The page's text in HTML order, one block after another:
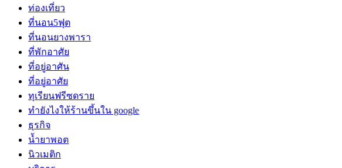
ท่องเที่ยว
ที่นอน5ฟุต
ที่นอนยางพารา
ที่พักอาศัย
ที่อยู่อาศัน
ที่อยู่อาศัย
ทุเรียนฟรีซดราย
ทํายังไงให้ร้านขึ้นใน google
ธุรกิจ
น้ำยาพอต
นิวเมติก